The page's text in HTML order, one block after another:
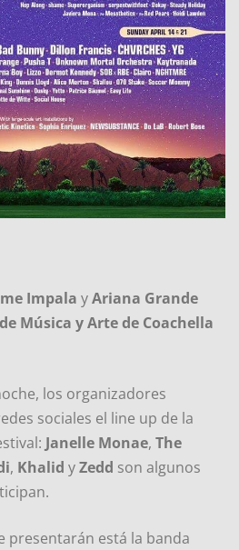
Impala yAriana Grande
Música y Arte de Coachella
los organizadores
sociales el line up de la
Janelle Monae, The
, Khalid yZedd son algunos
presentarán está la banda